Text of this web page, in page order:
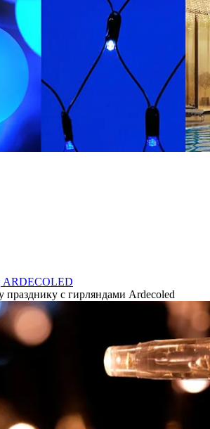
ARDECOLED
празднику с гирляндами Ardecoled